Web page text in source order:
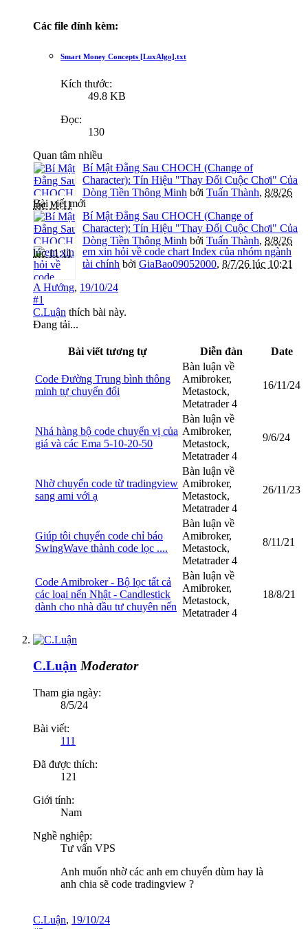
Các file đính kèm:
Smart Money Concepts [LuxAlgo].txt
Kích thước:
49.8 KB
Đọc:
130
Quan tâm nhiều
Bí Mật Đằng Sau CHOCH (Change of
Character): Tín Hiệu "Thay Đổi Cuộc Chơi" Của
Dòng Tiền Thông Minh bởi Tuấn Thành, 8/8/26
lúc 11:11
Bài viết mới
Bí Mật Đằng Sau CHOCH (Change of
Character): Tín Hiệu "Thay Đổi Cuộc Chơi" Của
Dòng Tiền Thông Minh bởi Tuấn Thành, 8/8/26
lúc 11:11
em xin hỏi về code chart Index của nhóm ngành
tài chính bởi GiaBao09052000, 8/7/26 lúc 10:21
A Hướng, 19/10/24
#1
C.Luận thích bài này.
Đang tải...
Bài viết tương tự Diễn đàn Date
Code Đường Trung bình thông
minh tự chuyển đổi
Bàn luận về
Amibroker,
Metastock,
Metatrader 4
16/11/24
Nhá hàng bộ code chuyển vị của
giá và các Ema 5-10-20-50
Bàn luận về
Amibroker,
Metastock,
Metatrader 4
9/6/24
Nhờ chuyển code từ tradingview
sang ami với ạ
Bàn luận về
Amibroker,
Metastock,
Metatrader 4
26/11/23
Giúp tôi chuyển code chỉ báo
SwingWave thành code lọc ....
Bàn luận về
Amibroker,
Metastock,
Metatrader 4
8/11/21
Code Amibroker - Bộ lọc tất cả
các loại nến Nhật - Candlestick
dành cho nhà đầu tư chuyên nến
Bàn luận về
Amibroker,
Metastock,
Metatrader 4
18/8/21
C.Luận Moderator
Tham gia ngày:
8/5/24
Bài viết:
111
Đã được thích:
121
Giới tính:
Nam
Nghề nghiệp:
Tư vấn VPS
Anh muốn nhờ các anh em chuyển dùm hay là
anh chia sẽ code tradingview ?
C.Luận, 19/10/24